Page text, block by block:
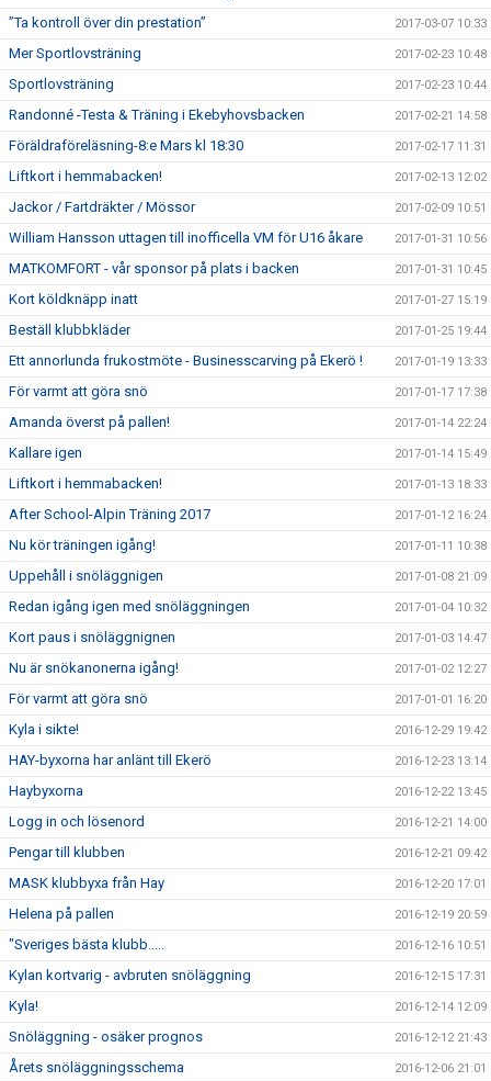
”Ta kontroll över din prestation” 2017-03-07 10:33
Mer Sportlovsträning 2017-02-23 10:48
Sportlovsträning 2017-02-23 10:44
Randonné -Testa & Träning i Ekebyhovsbacken 2017-02-21 14:58
Föräldraföreläsning-8:e Mars kl 18:30 2017-02-17 11:31
Liftkort i hemmabacken! 2017-02-13 12:02
Jackor / Fartdräkter / Mössor 2017-02-09 10:51
William Hansson uttagen till inofficella VM för U16 åkare 2017-01-31 10:56
MATKOMFORT - vår sponsor på plats i backen 2017-01-31 10:45
Kort köldknäpp inatt 2017-01-27 15:19
Beställ klubbkläder 2017-01-25 19:44
Ett annorlunda frukostmöte - Businesscarving på Ekerö ! 2017-01-19 13:33
För varmt att göra snö 2017-01-17 17:38
Amanda överst på pallen! 2017-01-14 22:24
Kallare igen 2017-01-14 15:49
Liftkort i hemmabacken! 2017-01-13 18:33
After School-Alpin Träning 2017 2017-01-12 16:24
Nu kör träningen igång! 2017-01-11 10:38
Uppehåll i snöläggnigen 2017-01-08 21:09
Redan igång igen med snöläggningen 2017-01-04 10:32
Kort paus i snöläggnignen 2017-01-03 14:47
Nu är snökanonerna igång! 2017-01-02 12:27
För varmt att göra snö 2017-01-01 16:20
Kyla i sikte! 2016-12-29 19:42
HAY-byxorna har anlänt till Ekerö 2016-12-23 13:14
Haybyxorna 2016-12-22 13:45
Logg in och lösenord 2016-12-21 14:00
Pengar till klubben 2016-12-21 09:42
MASK klubbyxa från Hay 2016-12-20 17:01
Helena på pallen 2016-12-19 20:59
"Sveriges bästa klubb..... 2016-12-16 10:51
Kylan kortvarig - avbruten snöläggning 2016-12-15 17:31
Kyla! 2016-12-14 12:09
Snöläggning - osäker prognos 2016-12-12 21:43
Årets snöläggningsschema 2016-12-06 21:01